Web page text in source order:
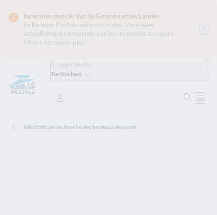
Incendies dans le Var, la Gironde et les Landes :
La Banque Postale est à vos côtés. Vous êtes
actuellement concernés par les incendies en cours
? Pour en savoir plus
Changer de site
Particuliers
Se connecter
Résultats de recherche des bureaux de poste